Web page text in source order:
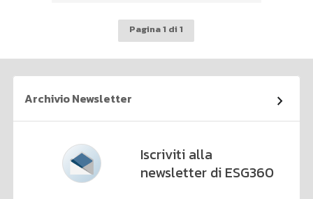
Pagina 1 di 1
Archivio Newsletter
Iscriviti alla
newsletter di ESG360